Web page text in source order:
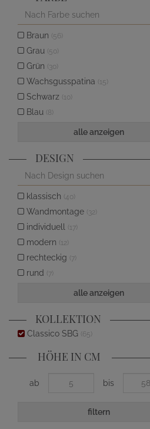
Braun (56)
Grau (50)
Grün (30)
Wachsgusspatina (15)
Schwarz (10)
Blau (8)
alle anzeigen
DESIGN
klassisch (40)
Wandmontage (32)
individuell (17)
modern (12)
rechteckig (7)
rund (7)
alle anzeigen
KOLLEKTION
Classico SBG (65)
HÖHE IN CM
ab bis
filtern